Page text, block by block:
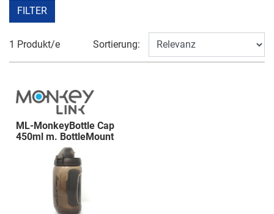
FILTER
1 Produkt/e Sortierung:
ML-MonkeyBottle Cap
450ml m. BottleMount